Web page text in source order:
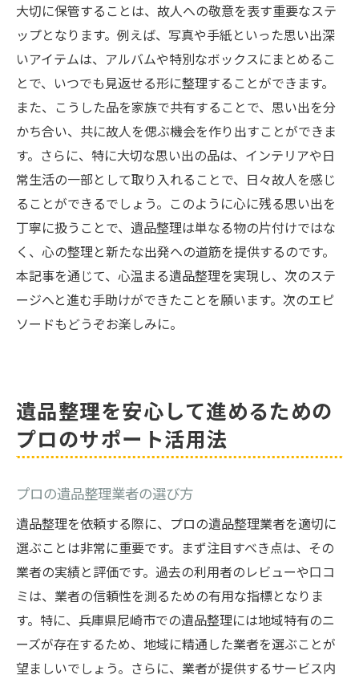
大切に保管することは、故人への敬意を表す重要なステ
ップとなります。例えば、写真や手紙といった思い出深
いアイテムは、アルバムや特別なボックスにまとめるこ
とで、いつでも見返せる形に整理することができます。
また、こうした品を家族で共有することで、思い出を分
かち合い、共に故人を偲ぶ機会を作り出すことができま
す。さらに、特に大切な思い出の品は、インテリアや日
常生活の一部として取り入れることで、日々故人を感じ
ることができるでしょう。このように心に残る思い出を
丁寧に扱うことで、遺品整理は単なる物の片付けではな
く、心の整理と新たな出発への道筋を提供するのです。
本記事を通じて、心温まる遺品整理を実現し、次のステ
ージへと進む手助けができたことを願います。次のエピ
ソードもどうぞお楽しみに。
遺品整理を安心して進めるための
プロのサポート活用法
プロの遺品整理業者の選び方
遺品整理を依頼する際に、プロの遺品整理業者を適切に
選ぶことは非常に重要です。まず注目すべき点は、その
業者の実績と評価です。過去の利用者のレビューや口コ
ミは、業者の信頼性を測るための有用な指標となりま
す。特に、兵庫県尼崎市での遺品整理には地域特有のニ
ーズが存在するため、地域に精通した業者を選ぶことが
望ましいでしょう。さらに、業者が提供するサービス内